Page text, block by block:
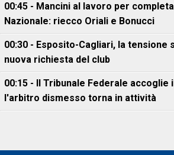
00:45 - Mancini al lavoro per
Nazionale: riecco Oriali e Bonucci
00:30 - Esposito-Cagliari, la tensione
nuova richiesta del club
00:15 - Il Tribunale Federale
l'arbitro dismesso torna in attività